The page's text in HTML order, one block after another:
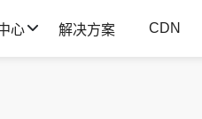
心 解决方案 CDN